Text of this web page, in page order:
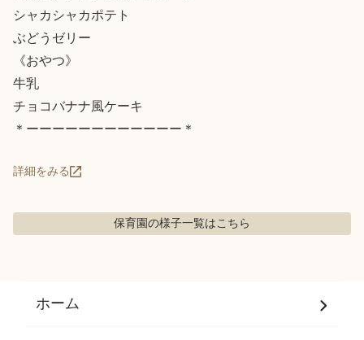
シャカシャカポテト
ぶどうゼリー
《おやつ》
牛乳
チョコバナナ風ケーキ
＊ーーーーーーーーーーーー＊
詳細をみる
保育園の様子一覧はこちら
ホーム